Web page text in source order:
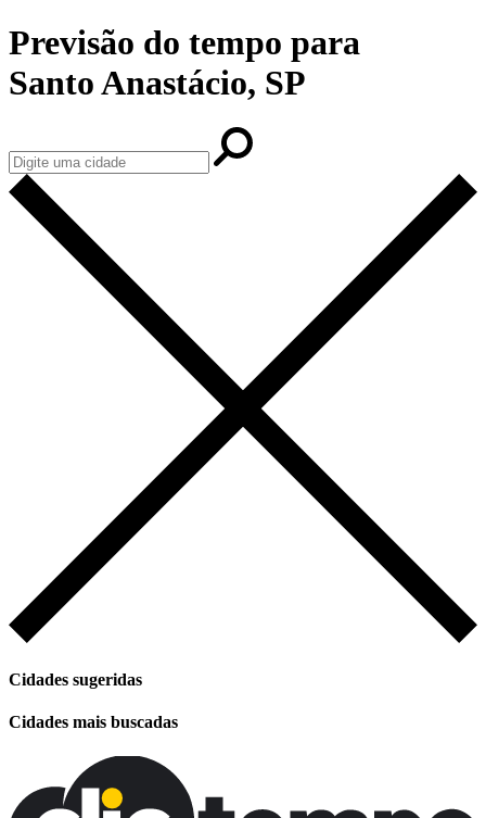
Previsão do tempo para
Santo Anastácio, SP
Cidades sugeridas
Cidades mais buscadas